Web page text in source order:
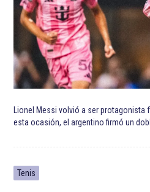
Lionel Messi volvió a ser protagonista
esta ocasión, el argentino firmó un
Tenis